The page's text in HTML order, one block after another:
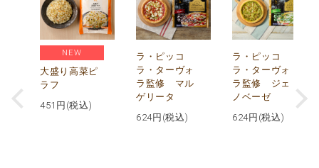
NEW
大盛り高菜ピ
ラフ
451 円(税込)
ラ・ピッコ
ラ・ターヴォ
ラ監修 マル
ゲリータ
624円(税込)
ラ・ピッコ
ラ・ターヴォ
ラ監修 ジェ
ノベーゼ
624円(税込)